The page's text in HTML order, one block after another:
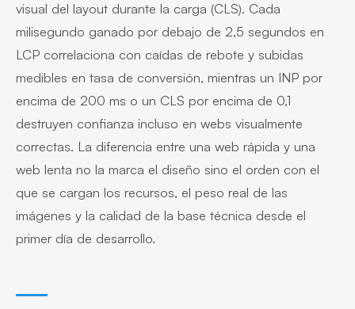
visual del layout durante la carga (CLS). Cada
milisegundo ganado por debajo de 2,5 segundos en
LCP correlaciona con caídas de rebote y subidas
medibles en tasa de conversión, mientras un INP por
encima de 200 ms o un CLS por encima de 0,1
destruyen confianza incluso en webs visualmente
correctas. La diferencia entre una web rápida y una
web lenta no la marca el diseño sino el orden con el
que se cargan los recursos, el peso real de las
imágenes y la calidad de la base técnica desde el
primer día de desarrollo.